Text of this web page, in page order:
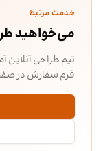
خدمت مرتبط
می‌خواهید
تیم طراحی آنلاین
فرم سفارش در